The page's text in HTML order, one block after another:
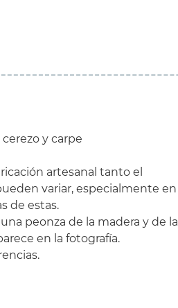
y carpe
artesanal tanto el
variar, especialmente en
de estas.
peonza de la madera y de la
en la fotografía.